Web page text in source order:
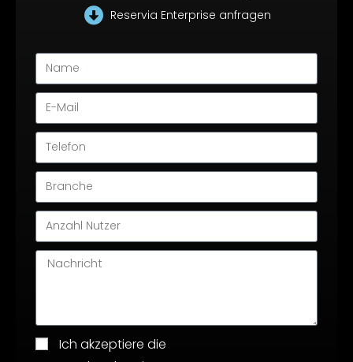
Reservia Enterprise anfragen
Ich akzeptiere die